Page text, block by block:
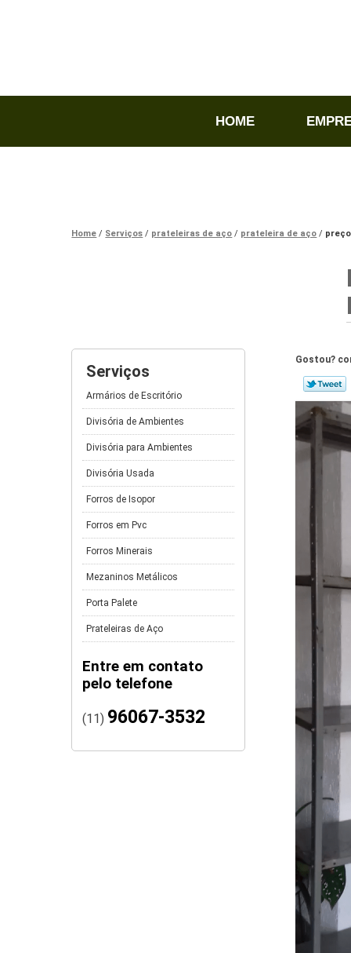
HOME
Home Serviços prateleiras de aço prateleira de aço
Serviços
Armários de Escritório
Divisória de Ambientes
Divisória para Ambientes
Divisória Usada
Forros de Isopor
Forros em Pvc
Forros Minerais
Mezaninos Metálicos
Porta Palete
Prateleiras de Aço
Entre em contato
pelo telefone
(11) 96067-3532
Gostou?